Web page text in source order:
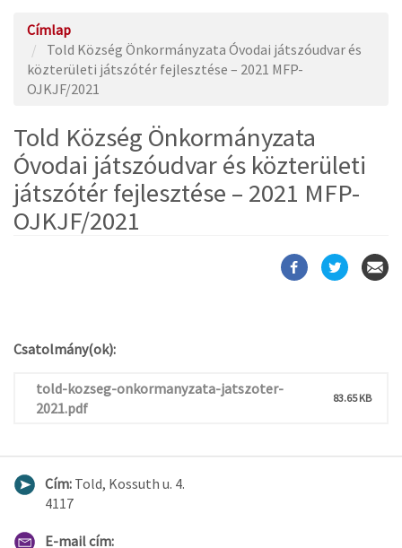
Címlap
Told Község Önkormányzata Óvodai játszóudvar és
közterületi játszótér fejlesztése – 2021 MFP-
OJKJF/2021
Told Község Önkormányzata
Óvodai játszóudvar és közterületi
játszótér fejlesztése – 2021 MFP-
OJKJF/2021
Csatolmány(ok):
told-kozseg-onkormanyzata-jatszoter-
2021.pdf
83.65 KB
Cím: Told, Kossuth u. 4.
4117
E-mail cím: